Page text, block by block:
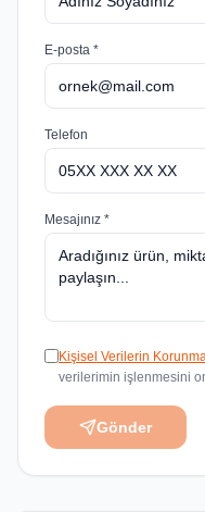
E-posta *
Telefon
Mesajınız *
Kişisel Verilerin
verilerimin işlenmesini
Gönder